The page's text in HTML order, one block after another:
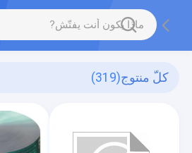
كلّ منتوج(319)